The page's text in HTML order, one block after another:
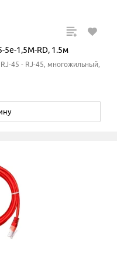
5e-1,5M-RD, 1.5м
45 - RJ-45, многожильный,